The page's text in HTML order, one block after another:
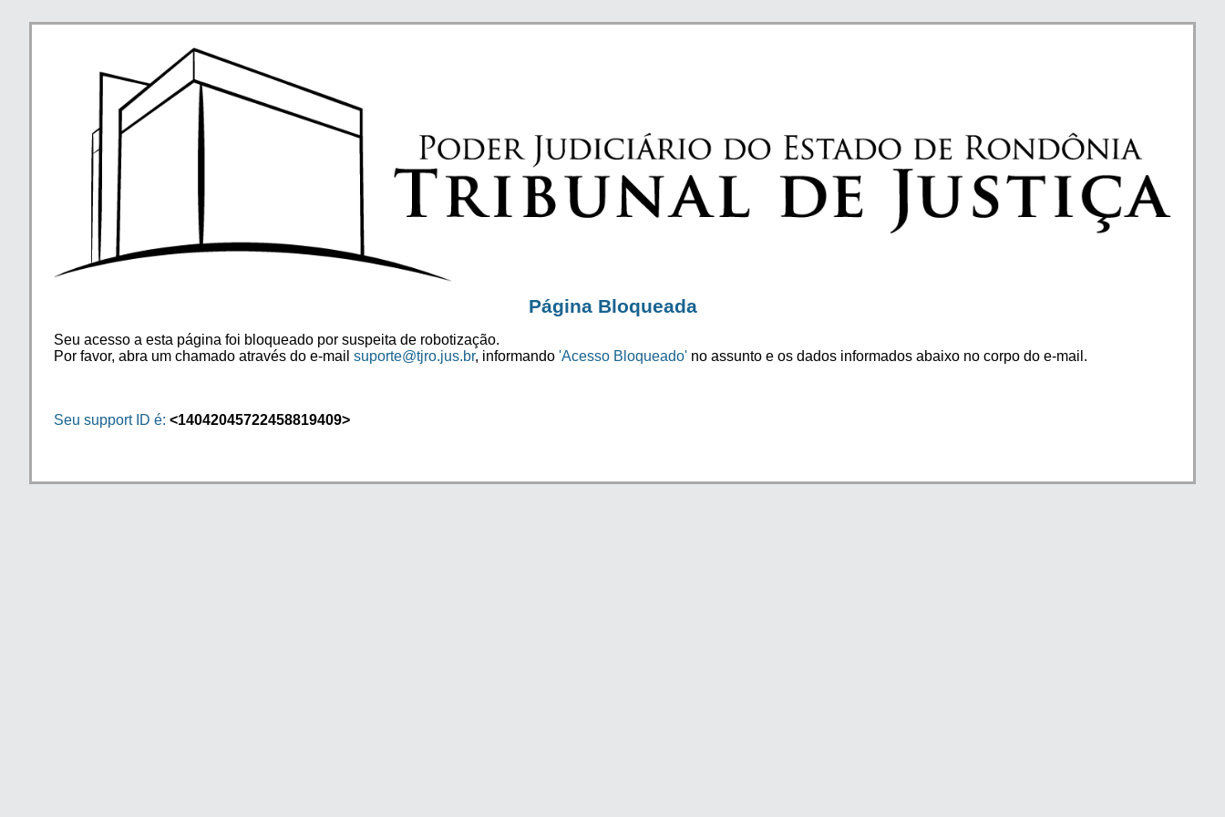
Página Bloqueada
Seu acesso a esta página foi bloqueado por suspeita de robotização.
Por favor, abra um chamado através do e-mail suporte@tjro.jus.br, informando 'Acesso Bloqueado' no assunto e os dados informados abaixo no corpo do e-mail.
Seu support ID é: <14042045722458819409>